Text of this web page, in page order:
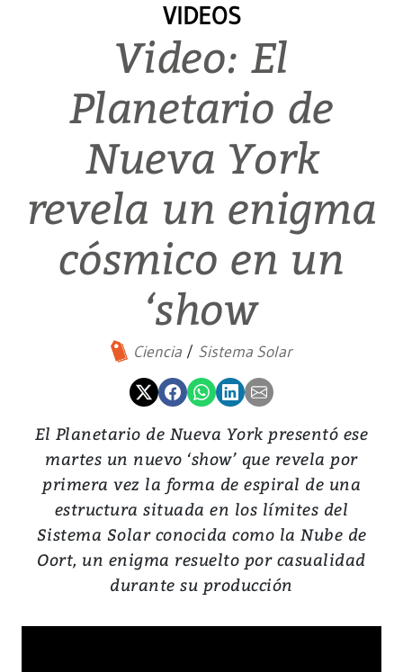
VIDEOS
Video: El
Planetario de
Nueva York
revela un enigma
cósmico en un
‘show
Ciencia Sistema Solar
El Planetario de Nueva York presentó ese
martes un nuevo ‘show’ que revela por
primera vez la forma de espiral de una
estructura situada en los límites del
Sistema Solar conocida como la Nube de
Oort, un enigma resuelto por casualidad
durante su producción